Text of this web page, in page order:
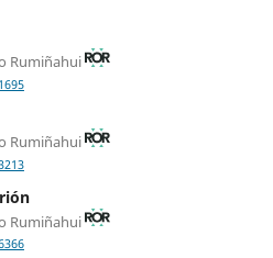
Rumiñahui
Rumiñahui
Rumiñahui